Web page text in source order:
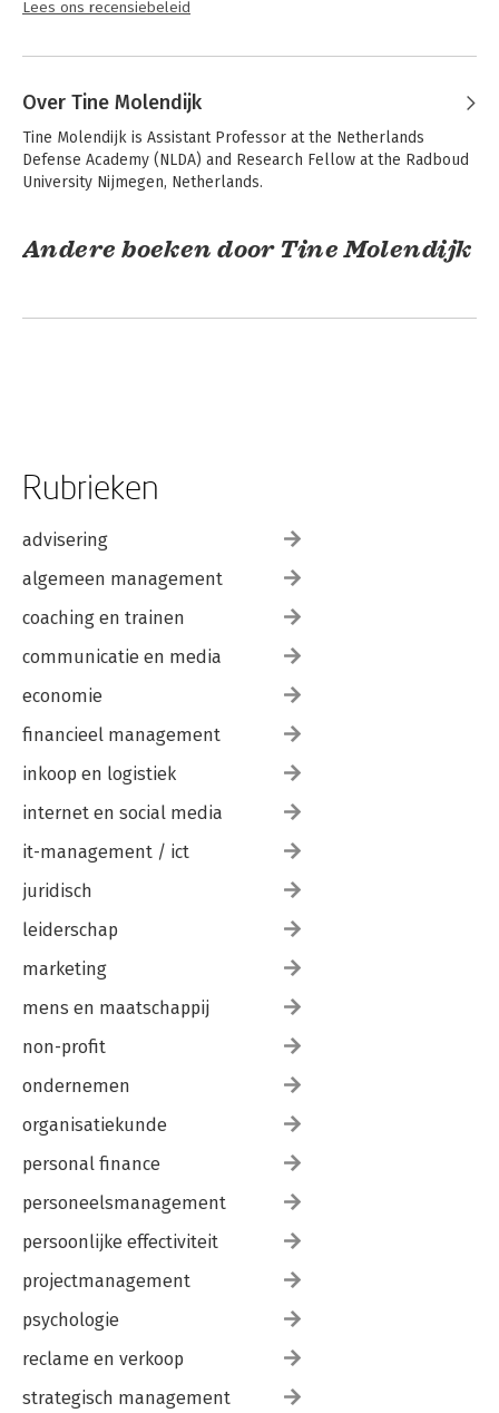
Lees ons recensiebeleid
Over Tine Molendijk
Tine Molendijk is Assistant Professor at the Netherlands
Defense Academy (NLDA) and Research Fellow at the Radboud
University Nijmegen, Netherlands.
Andere boeken door Tine Molendijk
Handboek Moral
Injury in Context
Conditions
Rubrieken
advisering
algemeen management
coaching en trainen
communicatie en media
economie
financieel management
inkoop en logistiek
internet en social media
it-management / ict
juridisch
leiderschap
marketing
mens en maatschappij
non-profit
ondernemen
organisatiekunde
personal finance
personeelsmanagement
persoonlijke effectiviteit
projectmanagement
psychologie
reclame en verkoop
strategisch management